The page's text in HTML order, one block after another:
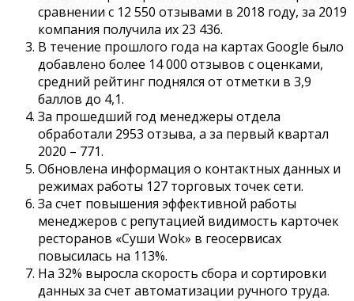
сравнении с 12 550 отзывами в 2018 году, за 2019
компания получила их 23 436.
В течение прошлого года на картах Google было
добавлено более 14 000 отзывов с оценками,
средний рейтинг поднялся от отметки в 3,9
баллов до 4,1.
За прошедший год менеджеры отдела
обработали 2953 отзыва, а за первый квартал
2020 – 771.
Обновлена информация о контактных данных и
режимах работы 127 торговых точек сети.
За счет повышения эффективной работы
менеджеров с репутацией видимость карточек
ресторанов «Суши Wok» в геосервисах
повысилась на 113%.
На 32% выросла скорость сбора и сортировки
данных за счет автоматизации ручного труда.